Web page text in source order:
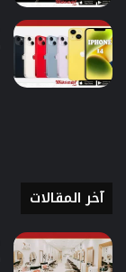
آخر المقالات